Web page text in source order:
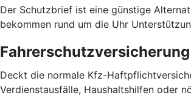
Der Schutzbrief ist eine günstige
bekommen rund um die Uhr
Fahrerschutzversicherung
Deckt die normale Kfz-
Verdienstausfälle, Haushaltshilfen oder